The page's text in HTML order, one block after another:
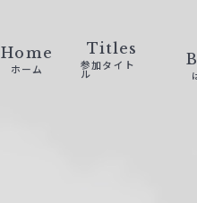
Home
ホーム
Titles
参加タイト
ル